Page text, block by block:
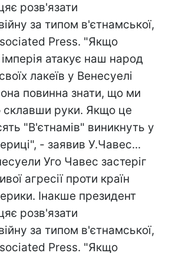
розв'язати
за типом в'єтнамської,
Press. "Якщо
атакує наш народ
лакеїв у Венесуелі
повинна знати, що ми
склавши руки. Якщо це
"В'єтнамів" виникнуть у
- заявив У.Чавес...
Уго Чавес застеріг
агресії проти країн
Інакше президент
розв'язати
за типом в'єтнамської,
Press. "Якщо